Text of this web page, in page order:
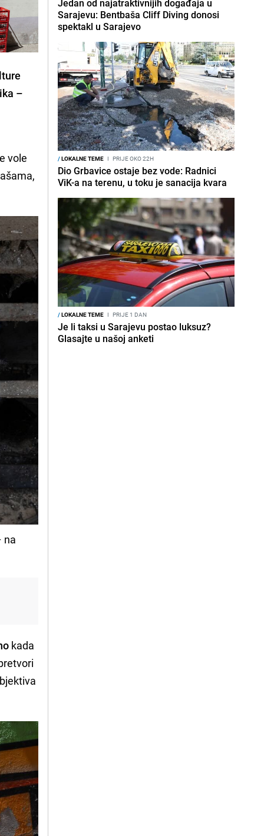
–
vole
na
kada
Jedan od najatraktivnijih događaja u
Sarajevu: Bentbaša Cliff Diving donosi
spektakl u Sarajevo
/LOKALNE TEME I PRIJE OKO 22H
Dio Grbavice ostaje bez vode: Radnici
ViK-a na terenu, u toku je sanacija kvara
/LOKALNE TEME I PRIJE 1 DAN
Je li taksi u Sarajevu postao luksuz?
Glasajte u našoj anketi